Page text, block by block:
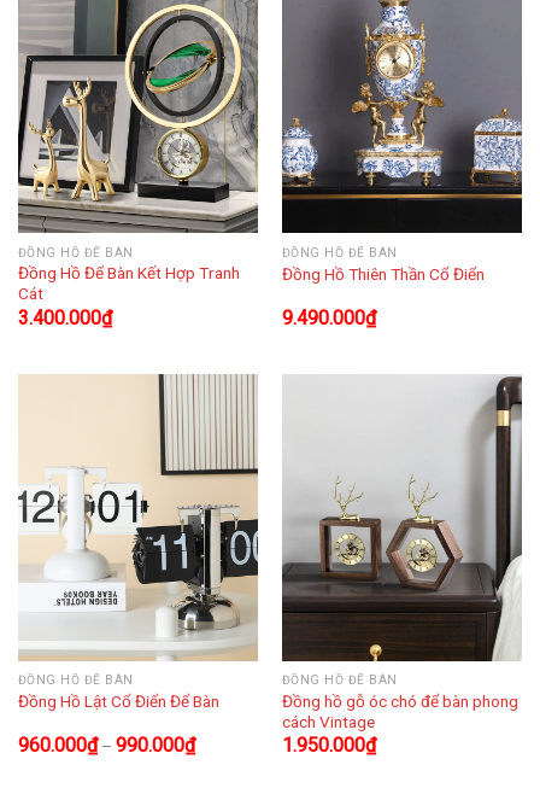
ĐỒNG HỒ ĐỂ BÀN
Đồng Hồ Để Bàn Kết Hợp Tranh
Cát
3.400.000₫
ĐỒNG HỒ ĐỂ BÀN
Đồng Hồ Thiên Thần Cổ Điển
9.490.000₫
ĐỒNG HỒ ĐỂ BÀN
Đồng Hồ Lật Cổ Điển Để Bàn
960.000₫– 990.000₫
ĐỒNG HỒ ĐỂ BÀN
Đồng hồ gỗ óc chó để bàn phong
cách Vintage
1.950.000₫